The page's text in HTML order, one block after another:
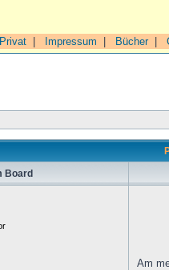
Privat Impressum Bücher|
Board
Am